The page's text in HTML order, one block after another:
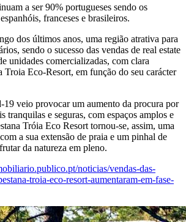
a ser 90% portugueses sendo os
franceses e brasileiros.
dos últimos anos, uma região atrativa para
sendo o sucesso das vendas de real estate
unidades comercializadas, com clara
Troia Eco-Resort, em função do seu carácter
19 veio provocar um aumento da procura por
tranquilas e seguras, com espaços amplos e
Tróia Eco Resort tornou-se, assim, uma
a sua extensão de praia e um pinhal de
da natureza em pleno.
noticias/vendas-das-
troia-eco-resort-aumentaram-em-fase-